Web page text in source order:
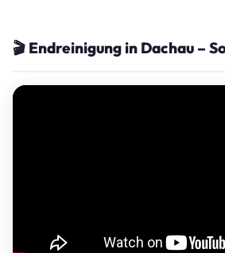
🎬 Endreinigung in Dachau –